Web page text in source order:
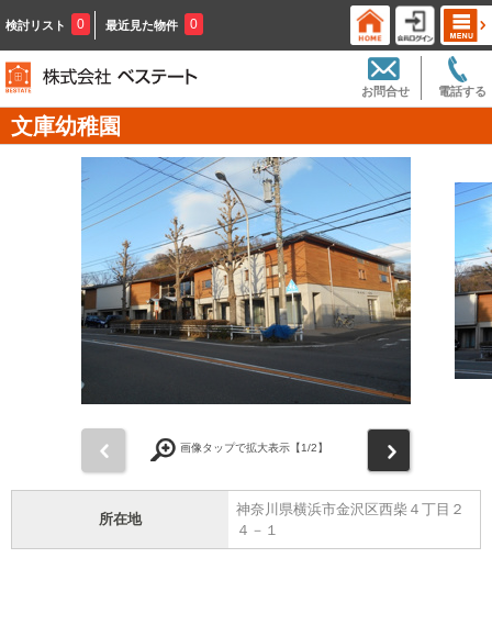
検討リスト 0 最近見た物件 0
電話する
お問合せ
文庫幼稚園
画像タップで拡大表示【1/2】
所在地
神奈川県横浜市金沢区西柴４丁目２
４－１